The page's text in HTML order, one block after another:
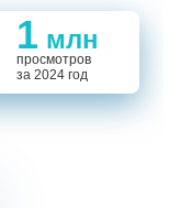
694
1 млн
просмотров
за 2024 год
5,5
14
694
1